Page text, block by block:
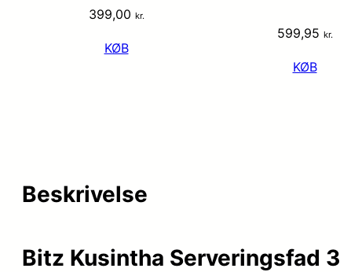
399,00 kr.
KØB
599,95 kr.
KØB
Beskrivelse
Bitz Kusintha Serveringsfad